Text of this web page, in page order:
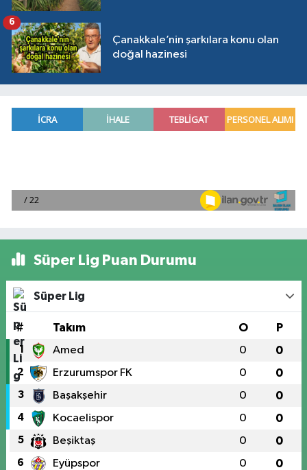
Çanakkale’nin şarkılara konu olan
doğal hazinesi
6
Süper Lig Puan Durumu
Süper Lig
# Takım O P
1 Amed 0 0
2 Erzurumspor FK 0 0
3 Başakşehir 0 0
4 Kocaelispor 0 0
5 Beşiktaş 0 0
6 Eyüpspor 0 0